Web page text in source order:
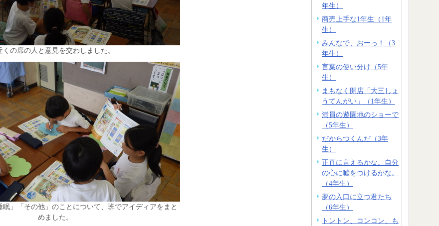
くの席の人と意見を交わしました。
眠」「その他」のことについて、班でアイディアをまと
めました。
年生）
商売上手な1年生（1年
生）
みんなで、おーっ！（3
年生）
言葉の使い分け（5年
生）
まもなく開店「大三しょ
うてんがい」（1年生）
満員の遊園地のショーで
（5年生）
だからつくんだ（3年
生）
正直に言えるかな。自分
の心に嘘をつけるかな。
（4年生）
夢の入口に立つ君たち
（6年生）
トントン、コンコン、も